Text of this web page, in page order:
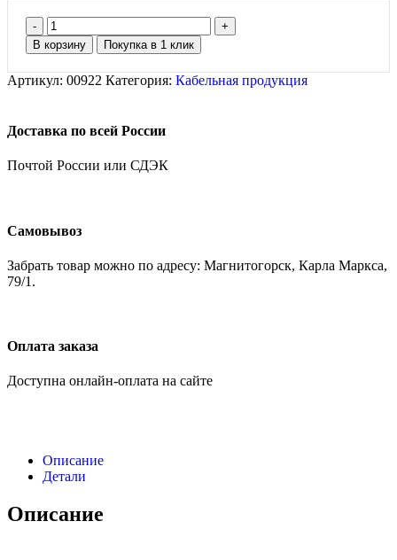
В корзину Покупка в 1 клик
Артикул: 00922 Категория: Кабельная продукция
Доставка по всей России
Почтой России или СДЭК
Самовывоз
Забрать товар можно по адресу: Магнитогорск, Карла Маркса,
79/1.
Оплата заказа
Доступна онлайн-оплата на сайте
Описание
Детали
Описание